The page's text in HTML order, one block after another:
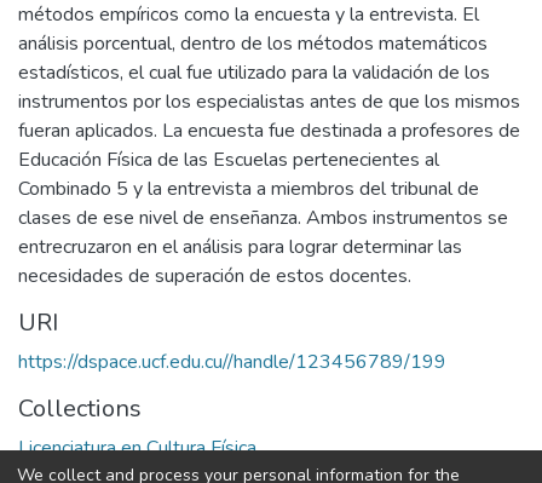
métodos empíricos como la encuesta y la entrevista. El
análisis porcentual, dentro de los métodos matemáticos
estadísticos, el cual fue utilizado para la validación de los
instrumentos por los especialistas antes de que los mismos
fueran aplicados. La encuesta fue destinada a profesores de
Educación Física de las Escuelas pertenecientes al
Combinado 5 y la entrevista a miembros del tribunal de
clases de ese nivel de enseñanza. Ambos instrumentos se
entrecruzaron en el análisis para lograr determinar las
necesidades de superación de estos docentes.
URI
https://dspace.ucf.edu.cu//handle/123456789/199
Collections
Licenciatura en Cultura Física
We collect and process your personal information for the